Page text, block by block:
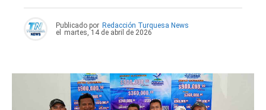
Publicado por Redacción Turquesa News
el
martes, 14 de abril de 2026